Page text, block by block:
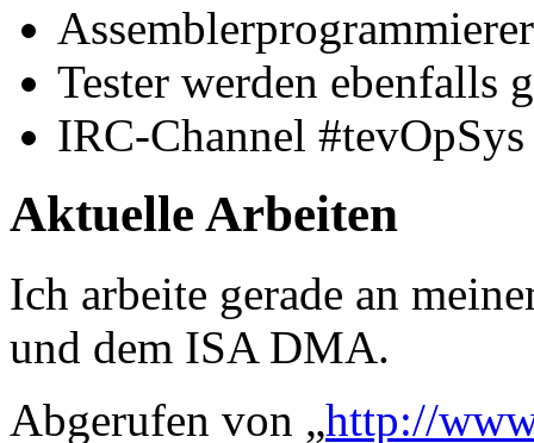
Tester werden ebenfalls
IRC-Channel
Aktuelle Arbeiten
Ich arbeite gerade an
und dem ISA DMA.
Abgerufen von „http://